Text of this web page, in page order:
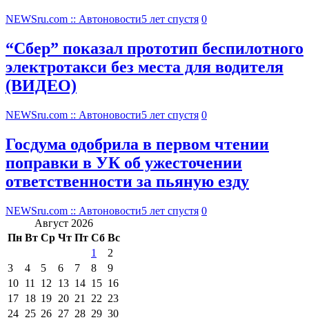
NEWSru.com :: Автоновости5 лет спустя 0
“Сбер” показал прототип беспилотного
электротакси без места для водителя
(ВИДЕО)
NEWSru.com :: Автоновости5 лет спустя 0
Госдума одобрила в первом чтении
поправки в УК об ужесточении
ответственности за пьяную езду
NEWSru.com :: Автоновости5 лет спустя 0
Август 2026
Пн Вт Ср Чт Пт Сб Вс
1
2
3
4 5 6 7 8
9
10 11 12 13 14 15 16
17 18 19 20 21 22 23
24 25 26 27 28 29 30